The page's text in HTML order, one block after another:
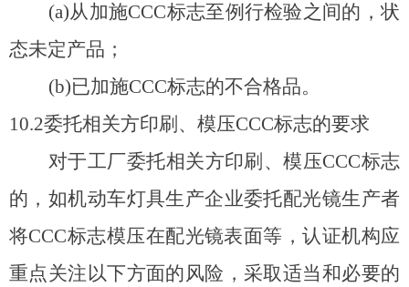
(a)从加施CCC标志至例行检验之间的，状
态未定产品；
(b)已加施CCC标志的不合格品。
10.2委托相关方印刷、模压CCC标志的要求
对于工厂委托相关方印刷、模压CCC标志
的，如机动车灯具生产企业委托配光镜生产者
将CCC标志模压在配光镜表面等，认证机构应
重点关注以下方面的风险，采取适当和必要的